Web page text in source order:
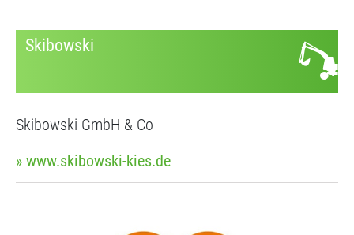
Skibowski
Skibowski GmbH & Co
» www.skibowski-kies.de